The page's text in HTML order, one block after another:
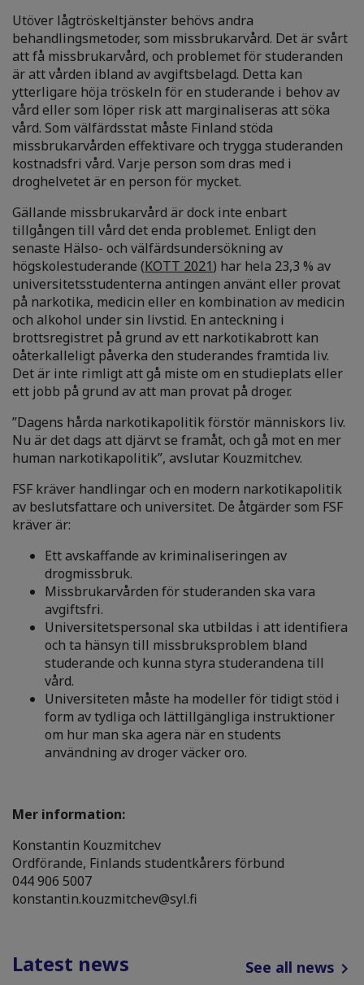
Utöver lågtröskeltjänster behövs andra
behandlingsmetoder, som missbrukarvård. Det är svårt
att få missbrukarvård, och problemet för studeranden
är att vården ibland av avgiftsbelagd. Detta kan
ytterligare höja tröskeln för en studerande i behov av
vård eller som löper risk att marginaliseras att söka
vård. Som välfärdsstat måste Finland stöda
missbrukarvården effektivare och trygga studeranden
kostnadsfri vård. Varje person som dras med i
droghelvetet är en person för mycket.
Gällande missbrukarvård är dock inte enbart
tillgången till vård det enda problemet. Enligt den
senaste Hälso- och välfärdsundersökning av
högskolestuderande (KOTT 2021) har hela 23,3 % av
universitetsstudenterna antingen använt eller provat
på narkotika, medicin eller en kombination av medicin
och alkohol under sin livstid. En anteckning i
brottsregistret på grund av ett narkotikabrott kan
oåterkalleligt påverka den studerandes framtida liv.
Det är inte rimligt att gå miste om en studieplats eller
ett jobb på grund av att man provat på droger.
”Dagens hårda narkotikapolitik förstör människors liv.
Nu är det dags att djärvt se framåt, och gå mot en mer
human narkotikapolitik”, avslutar Kouzmitchev.
FSF kräver handlingar och en modern narkotikapolitik
av beslutsfattare och universitet. De åtgärder som FSF
kräver är:
Ett avskaffande av kriminaliseringen av
drogmissbruk.
Missbrukarvården för studeranden ska vara
avgiftsfri.
Universitetspersonal ska utbildas i att identifiera
och ta hänsyn till missbruksproblem bland
studerande och kunna styra studerandena till
vård.
Universiteten måste ha modeller för tidigt stöd i
form av tydliga och lättillgängliga instruktioner
om hur man ska agera när en students
användning av droger väcker oro.
Mer information:
Konstantin Kouzmitchev
Ordförande, Finlands studentkårers förbund
044 906 5007
konstantin.kouzmitchev@syl.fi
Latest news See all news